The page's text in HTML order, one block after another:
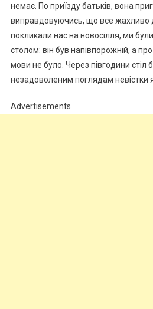
немає. По приїзду батьків, вона
виправдовуючись, що все жахливо
покликали нас на новосілля, ми
столом: він був напівпорожній, а
мови не було. Через півгодини стіл
незадоволеним поглядам невістки
Advertisements